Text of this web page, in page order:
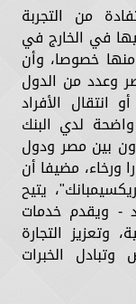
من التجربة
في الخارج في
خصوصا، وأن
وعدد من الدول
انتقال الأفراد
لدي البنك
بين مصر ودول
ورخاء، مضيفا أن
يتيح
- ويقدم خدمات
وتعزيز التجارة
الخبرات